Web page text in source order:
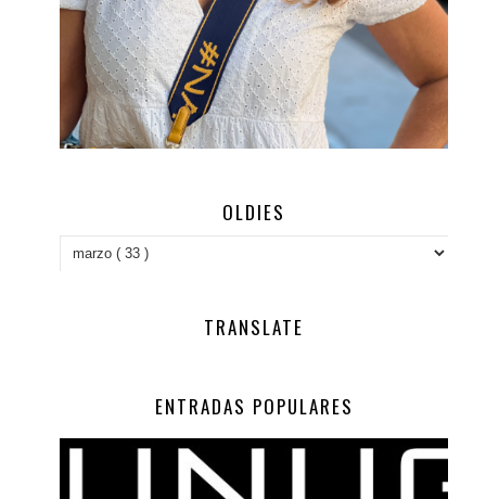
OLDIES
TRANSLATE
ENTRADAS POPULARES